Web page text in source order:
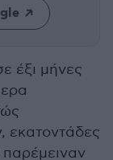
έξι μήνες
εκατοντάδες